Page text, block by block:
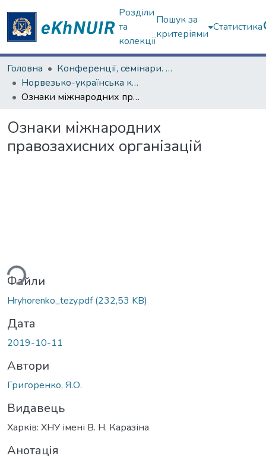
Розділи
та
колекції
Пошук за
критеріями
Статистика
Головна
Конференції, семінари. ХНУ імені В.Н. Каразіна
Норвезько-українська конференція, присвячена діяльності Ф. Нансена в Україні у 1921–1922 роках
Ознаки міжнародних правозахисних організацій
Ознаки міжнародних
правозахисних організацій
Файли
Hryhorenko_tezy.pdf(232,53 KB)
Дата
2019-10-11
Автори
Григоренко, Я.О.
Видавець
Харків: ХНУ імені В. Н. Каразіна
Анотація